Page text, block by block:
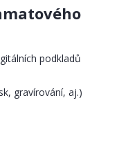
podkladů
gravírování, aj.)